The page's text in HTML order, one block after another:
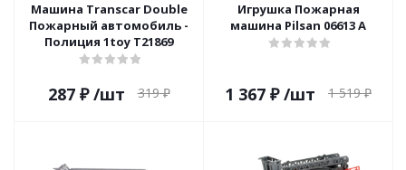
Машина Transcar Double
Пожарный автомобиль -
Полиция 1toy Т21869
287₽ /шт 319₽
Игрушка Пожарная
машина Pilsan 06613 А
1 367 ₽ /шт 1 519₽